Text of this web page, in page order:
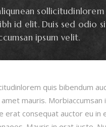
sollicitudinlorem
id elit. Duis sed odio
ipsum velit.
quis bibendum
mauris. Morbiaccumsan
consequat auctor eu in